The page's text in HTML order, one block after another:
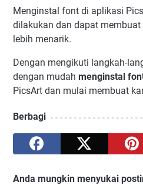
Menginstal font di aplikasi
dilakukan dan dapat
lebih menarik.
Dengan mengikuti langkah-
dengan mudah menginstal
PicsArt dan mulai membuat
Berbagi
Anda mungkin menyukai